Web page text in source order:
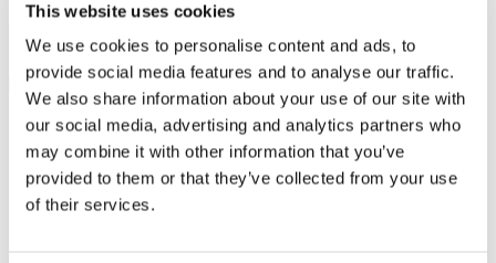
This website uses cookies
We use cookies to personalise content and ads, to
provide social media features and to analyse our traffic.
We also share information about your use of our site with
our social media, advertising and analytics partners who
may combine it with other information that you’ve
provided to them or that they’ve collected from your use
of their services.